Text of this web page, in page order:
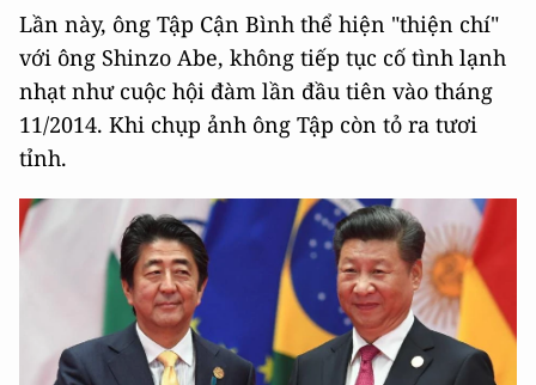
Lần này, ông Tập Cận Bình thể hiện "thiện chí"
với ông Shinzo Abe, không tiếp tục cố tình lạnh
nhạt như cuộc hội đàm lần đầu tiên vào tháng
11/2014. Khi chụp ảnh ông Tập còn tỏ ra tươi
tỉnh.